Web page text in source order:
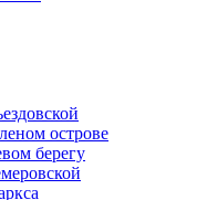
острове
берегу